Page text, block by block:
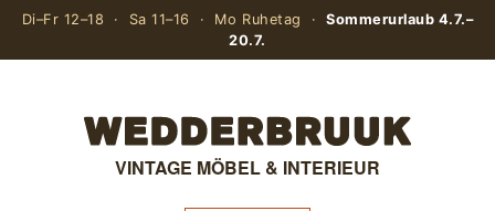
Di–Fr 12–18 · Sa 11–16 · Mo Ruhetag ·Sommerurlaub 4.7.–
20.7.
VINTAGE MÖBEL & INTERIEUR